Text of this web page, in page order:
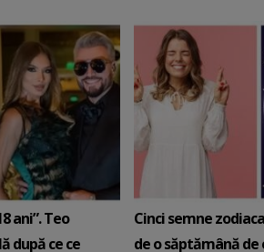
ani”. Teo
după ce ce
Cinci semne
de o săptămână de